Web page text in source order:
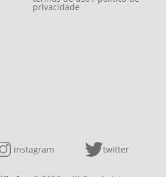
privacidade
instagram twitter